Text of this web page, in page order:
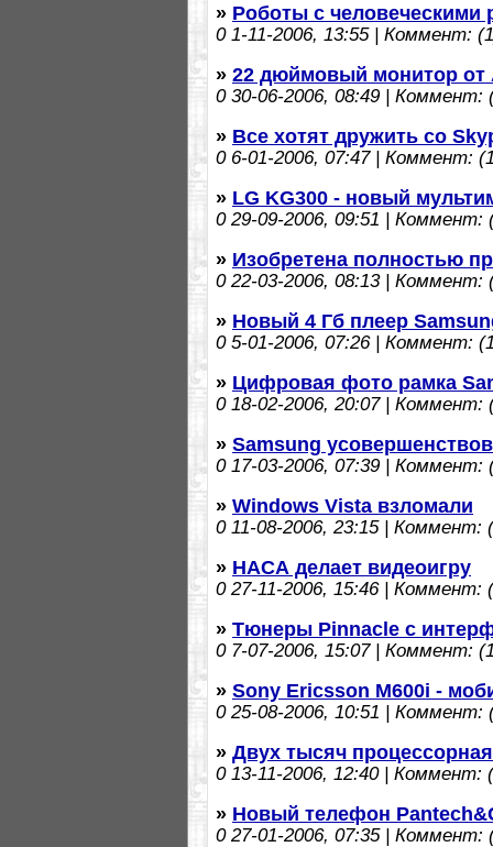
» Роботы с человеческими
01-11-2006, 13:55 | Коммент:
» 22 дюймовый монитор от
030-06-2006, 08:49 | Коммент:
» Все хотят дружить со
06-01-2006, 07:47 | Коммент:
» LG KG300 - новый
029-09-2006, 09:51 | Коммент:
» Изобретена полностью
022-03-2006, 08:13 | Коммент:
» Новый 4 Гб плеер
05-01-2006, 07:26 | Коммент:
» Цифровая фото рамка
018-02-2006, 20:07 | Коммент:
» Samsung
017-03-2006, 07:39 | Коммент:
» Windows Vista взломали
011-08-2006, 23:15 | Коммент:
» НАСА делает видеоигру
027-11-2006, 15:46 | Коммент:
» Тюнеры Pinnacle с
07-07-2006, 15:07 | Коммент:
» Sony Ericsson M600i -
025-08-2006, 10:51 | Коммент:
» Двух тысяч
013-11-2006, 12:40 | Коммент:
» Новый телефон
027-01-2006, 07:35 | Коммент: